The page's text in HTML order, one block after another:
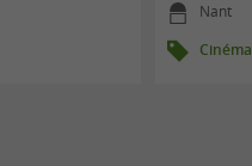
Nant
Cinéma